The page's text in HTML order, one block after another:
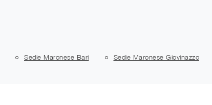
Sedie Maronese Bari Sedie Maronese Giovinazzo